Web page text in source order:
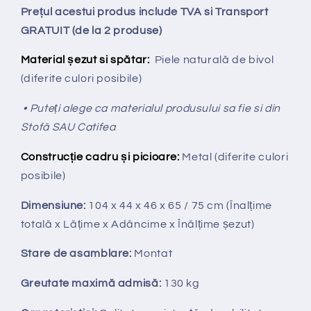
Prețul acestui produs include TVA si Transport
GRATUIT (de la 2 produse)
Material șezut si spătar: Piele naturală de bivol
(diferite culori posibile)
• Puteți alege ca materialul produsului sa fie si din
Stofă SAU Catifea
Construcție cadru și picioare: Metal (diferite culori
posibile)
Dimensiune: 104 x 44 x 46 x 65 / 75cm(Înalțime
totală x Lățime x Adâncime x Înălțime șezut)
Stare de asamblare: Montat
Greutate maximă admisă: 130 kg